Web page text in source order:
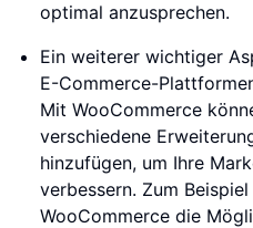
optimal anzusprechen.
Ein weiterer wichtiger
E-Commerce-
Mit WooCommerce
verschiedene
hinzufügen, um Ihre
verbessern. Zum
WooCommerce die